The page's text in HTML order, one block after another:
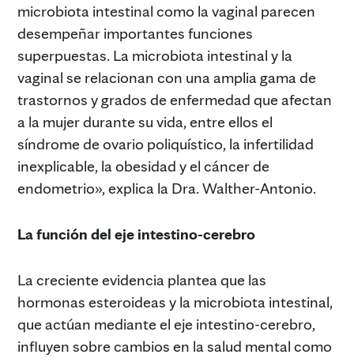
microbiota intestinal como la vaginal parecen
desempeñar importantes funciones
superpuestas. La microbiota intestinal y la
vaginal se relacionan con una amplia gama de
trastornos y grados de enfermedad que afectan
a la mujer durante su vida, entre ellos el
síndrome de ovario poliquístico, la infertilidad
inexplicable, la obesidad y el cáncer de
endometrio», explica la Dra. Walther-Antonio.
La función del eje intestino-cerebro
La creciente evidencia plantea que las
hormonas esteroideas y la microbiota intestinal,
que actúan mediante el eje intestino-cerebro,
influyen sobre cambios en la salud mental como